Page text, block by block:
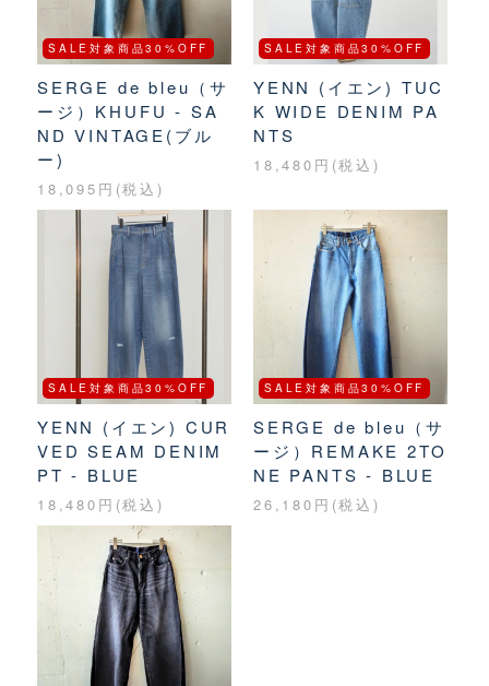
SALE対象商品30%OFF
SERGE de bleu（サ
ージ）KHUFU - SA
ND VINTAGE(ブル
ー)
18,095円(税込)
SALE対象商品30%OFF
YENN (イエン) TUC
K WIDE DENIM PA
NTS
18,480円(税込)
SALE対象商品30%OFF
YENN (イエン) CUR
VED SEAM DENIM
PT - BLUE
18,480円(税込)
SALE対象商品30%OFF
SERGE de bleu（サ
ージ）REMAKE 2TO
NE PANTS - BLUE
26,180円(税込)